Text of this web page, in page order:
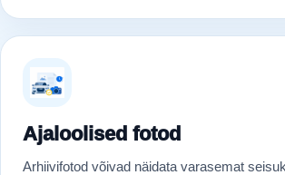
Ajaloolised fotod
Arhiivifotod võivad näidata varasemat